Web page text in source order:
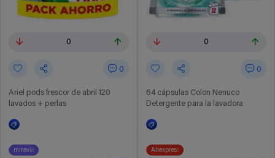
0
0
Ariel pods frescor de abril 120
lavados + perlas
miravia
0
0
64 cápsulas Colon Nenuco
Detergente para la lavadora
Aliexpress